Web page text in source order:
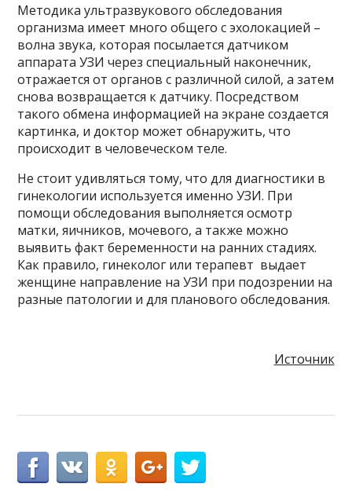
Методика ультразвукового обследования
организма имеет много общего с эхолокацией –
волна звука, которая посылается датчиком
аппарата УЗИ через специальный наконечник,
отражается от органов с различной силой, а затем
снова возвращается к датчику. Посредством
такого обмена информацией на экране создается
картинка, и доктор может обнаружить, что
происходит в человеческом теле.
Не стоит удивляться тому, что для диагностики в
гинекологии используется именно УЗИ. При
помощи обследования выполняется осмотр
матки, яичников, мочевого, а также можно
выявить факт беременности на ранних стадиях.
Как правило, гинеколог или терапевт выдает
женщине направление на УЗИ при подозрении на
разные патологии и для планового обследования.
Источник